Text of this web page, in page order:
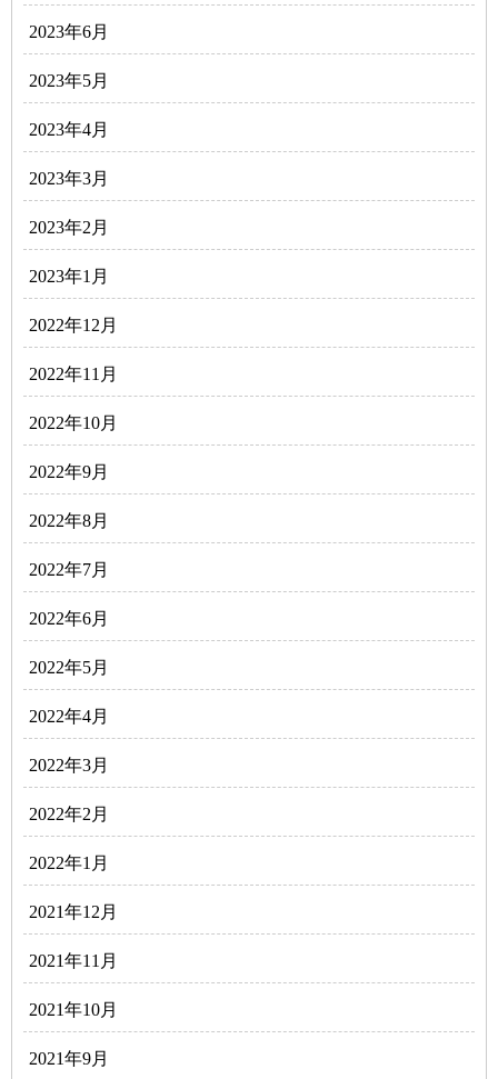
2023年6月
2023年5月
2023年4月
2023年3月
2023年2月
2023年1月
2022年12月
2022年11月
2022年10月
2022年9月
2022年8月
2022年7月
2022年6月
2022年5月
2022年4月
2022年3月
2022年2月
2022年1月
2021年12月
2021年11月
2021年10月
2021年9月